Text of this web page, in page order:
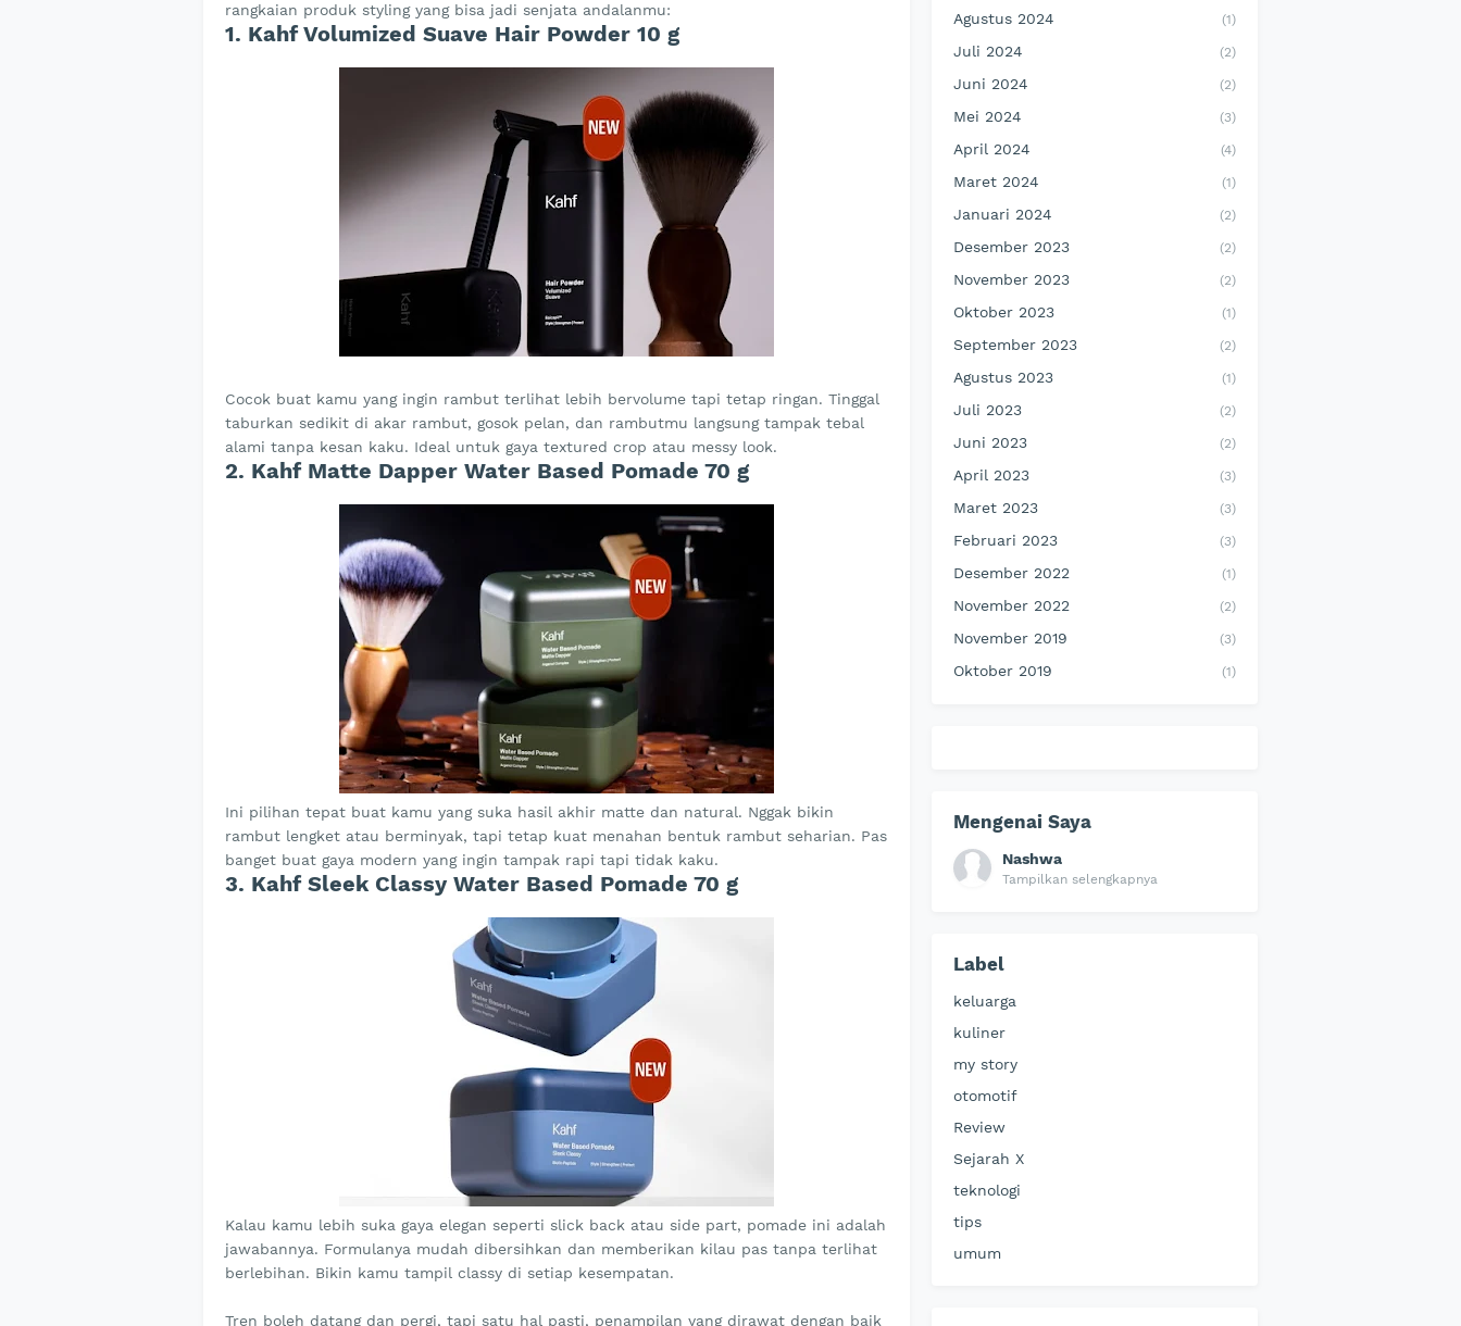
rangkaian produk styling yang bisa jadi senjata andalanmu:
1. Kahf Volumized Suave Hair Powder 10 g
Cocok buat kamu yang ingin rambut terlihat lebih bervolume tapi tetap ringan. Tinggal
taburkan sedikit di akar rambut, gosok pelan, dan rambutmu langsung tampak tebal
alami tanpa kesan kaku. Ideal untuk gaya textured crop atau messy look.
2. Kahf Matte Dapper Water Based Pomade 70 g
Ini pilihan tepat buat kamu yang suka hasil akhir matte dan natural. Nggak bikin
rambut lengket atau berminyak, tapi tetap kuat menahan bentuk rambut seharian. Pas
banget buat gaya modern yang ingin tampak rapi tapi tidak kaku.
3. Kahf Sleek Classy Water Based Pomade 70 g
Kalau kamu lebih suka gaya elegan seperti slick back atau side part, pomade ini adalah
jawabannya. Formulanya mudah dibersihkan dan memberikan kilau pas tanpa terlihat
berlebihan. Bikin kamu tampil classy di setiap kesempatan.
Tren boleh datang dan pergi, tapi satu hal pasti, penampilan yang dirawat dengan baik
Agustus 2024 (1)
Juli 2024 (2)
Juni 2024 (2)
Mei 2024 (3)
April 2024 (4)
Maret 2024 (1)
Januari 2024 (2)
Desember 2023 (2)
November 2023 (2)
Oktober 2023 (1)
September 2023 (2)
Agustus 2023 (1)
Juli 2023 (2)
Juni 2023 (2)
April 2023 (3)
Maret 2023 (3)
Februari 2023 (3)
Desember 2022 (1)
November 2022 (2)
November 2019 (3)
Oktober 2019 (1)
Mengenai Saya
Nashwa
Tampilkan selengkapnya
Label
keluarga
kuliner
my story
otomotif
Review
Sejarah X
teknologi
tips
umum